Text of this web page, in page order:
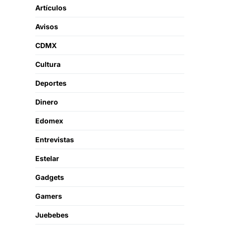
Artículos
Avisos
CDMX
Cultura
Deportes
Dinero
Edomex
Entrevistas
Estelar
Gadgets
Gamers
Juebebes